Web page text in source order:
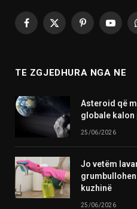
Facebook
X
Pinterest
TE ZGJEDHURA NGA NE
Asteroid që
globale kalon
25/06/2026
Jo vetëm
kuzhinë
25/06/2026